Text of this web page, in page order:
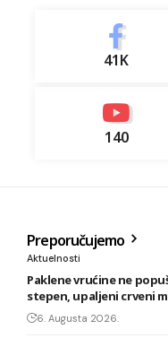
41K
140
Preporučujemo
Aktuelnosti
Paklene vrućine ne
stepen, upaljeni crveni
6. Augusta 2026.